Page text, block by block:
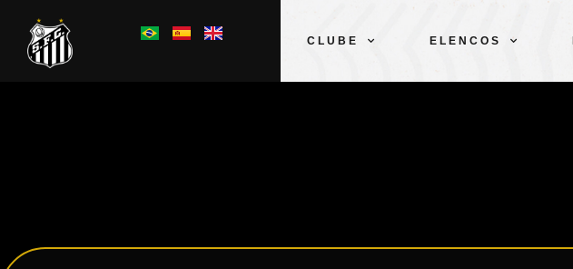
CLUBE ELENCOS